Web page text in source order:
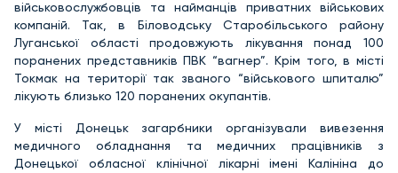
військовослужбовців та найманців приватних військових
компаній. Так, в Біловодську Старобільського району
Луганської області продовжують лікування понад 100
поранених представників ПВК “вагнер”. Крім того, в місті
Токмак на території так званого “військового шпиталю”
лікують близько 120 поранених окупантів.
У місті Донецьк загарбники організували вивезення
медичного обладнання та медичних працівників з
Донецької обласної клінічної лікарні імені Калініна до